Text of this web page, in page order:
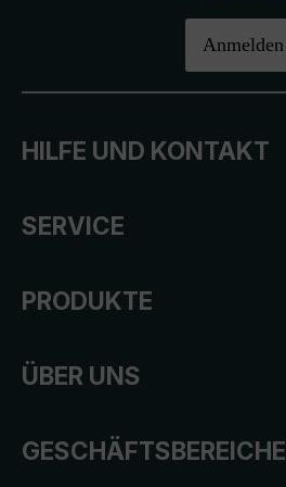
Anmelden
HILFE UND KONTAKT
SERVICE
PRODUKTE
ÜBER UNS
GESCHÄFTSBEREICHE